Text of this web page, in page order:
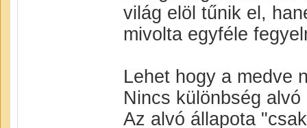
világ elöl tűnik el,
mivolta egyféle
Lehet hogy a medve
Nincs különbség
Az alvó állapota